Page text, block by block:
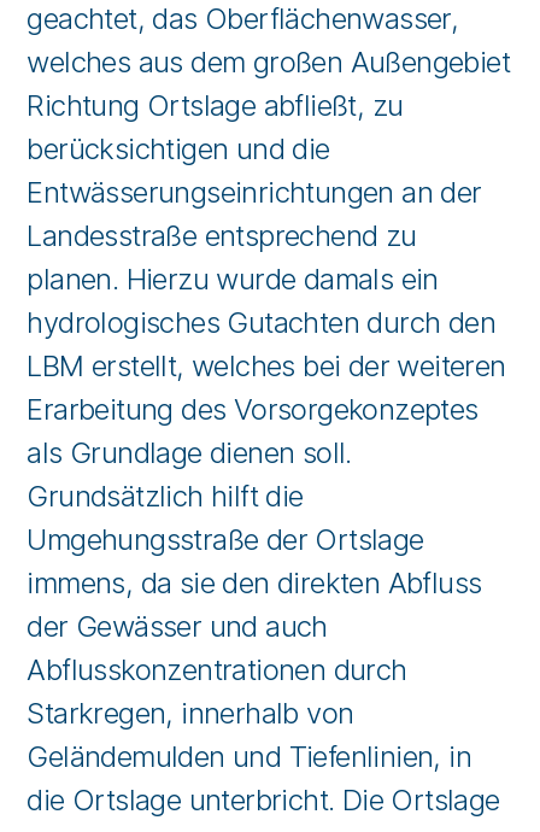
geachtet, das Oberflächenwasser,
welches aus dem großen Außengebiet
Richtung Ortslage abfließt, zu
berücksichtigen und die
Entwässerungseinrichtungen an der
Landesstraße entsprechend zu
planen. Hierzu wurde damals ein
hydrologisches Gutachten durch den
LBM erstellt, welches bei der weiteren
Erarbeitung des Vorsorgekonzeptes
als Grundlage dienen soll.
Grundsätzlich hilft die
Umgehungsstraße der Ortslage
immens, da sie den direkten Abfluss
der Gewässer und auch
Abflusskonzentrationen durch
Starkregen, innerhalb von
Geländemulden und Tiefenlinien, in
die Ortslage unterbricht. Die Ortslage